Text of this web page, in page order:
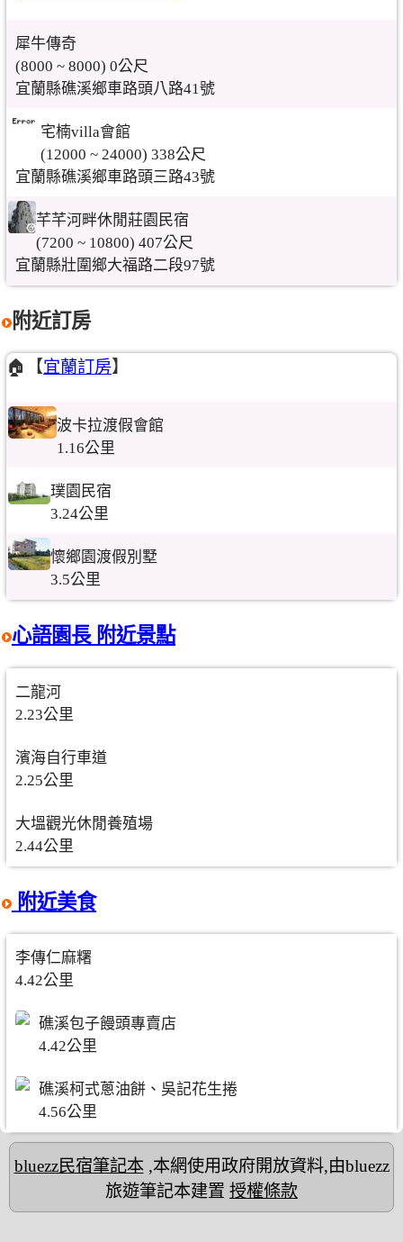
犀牛傳奇
(8000 ~ 8000) 0公尺
宜蘭縣礁溪鄉車路頭八路41號
宅楠villa會館
(12000 ~ 24000) 338公尺
宜蘭縣礁溪鄉車路頭三路43號
芊芊河畔休閒莊園民宿
(7200 ~ 10800) 407公尺
宜蘭縣壯圍鄉大福路二段97號
附近訂房
🏠【宜蘭訂房】
波卡拉渡假會館
1.16公里
璞園民宿
3.24公里
懷鄉園渡假別墅
3.5公里
心語園長 附近景點
二龍河
2.23公里
濱海自行車道
2.25公里
大塭觀光休閒養殖場
2.44公里
附近美食
李傳仁麻糬
4.42公里
礁溪包子饅頭專賣店
4.42公里
礁溪柯式蔥油餅、吳記花生捲
4.56公里
bluezz民宿筆記本,本網使用政府開放資料,由bluezz
旅遊筆記本建置 授權條款